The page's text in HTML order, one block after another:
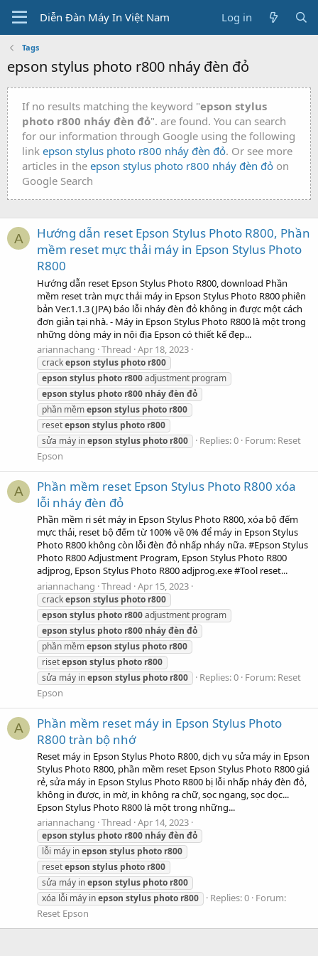
Diễn Đàn Máy In Việt Nam Log in
Tags
epson stylus photo r800 nháy đèn đỏ
If no results matching the keyword "epson stylus
photo r800 nháy đèn đỏ". are found. You can search
for our information through Google using the following
link epson stylus photo r800 nháy đèn đỏ. Or see more
articles in the epson stylus photo r800 nháy đèn đỏ on
Google Search
A
Hướng dẫn reset Epson Stylus Photo R800, Phần
mềm reset mực thải máy in Epson Stylus Photo
R800
Hướng dẫn reset Epson Stylus Photo R800, download Phần
mềm reset tràn mực thải máy in Epson Stylus Photo R800 phiên
bản Ver.1.1.3 (JPA) báo lỗi nháy đèn đỏ không in được một cách
đơn giản tại nhà. - Máy in Epson Stylus Photo R800 là một trong
những dòng máy in nội địa Epson có thiết kế đẹp...
ariannachang Thread Apr 18, 2023
crackepson stylus photo r800
epson stylus photo r800adjustment program
epson stylus photo r800 nháyđèn đỏ
phần mềmepson stylus photo r800
resetepson stylus photo r800
sửa máy inepson stylus photo r800 Replies: 0 Forum: Reset
Epson
A
Phần mềm reset Epson Stylus Photo R800 xóa
lỗi nháy đèn đỏ
Phần mềm ri sét máy in Epson Stylus Photo R800, xóa bộ đếm
mực thải, reset bộ đếm từ 100% về 0% để máy in Epson Stylus
Photo R800 không còn lỗi đèn đỏ nhấp nháy nữa. #Epson Stylus
Photo R800 Adjustment Program, Epson Stylus Photo R800
adjprog, Epson Stylus Photo R800 adjprog.exe #Tool reset...
ariannachang Thread Apr 15, 2023
crackepson stylus photo r800
epson stylus photo r800adjustment program
epson stylus photo r800 nháyđèn đỏ
phần mềmepson stylus photo r800
risetepson stylus photo r800
sửa máy inepson stylus photo r800 Replies: 0 Forum: Reset
Epson
A
Phần mềm reset máy in Epson Stylus Photo
R800 tràn bộ nhớ
Reset máy in Epson Stylus Photo R800, dịch vụ sửa máy in Epson
Stylus Photo R800, phần mềm reset Epson Stylus Photo R800 giá
rẻ, sửa máy in Epson Stylus Photo R800 bị lỗi nhấp nháy đèn đỏ,
không in được, in mờ, in không ra chữ, sọc ngang, sọc dọc...
Epson Stylus Photo R800 là một trong những...
ariannachang Thread Apr 14, 2023
epson stylus photo r800 nháyđèn đỏ
lỗi máy inepson stylus photo r800
resetepson stylus photo r800
sửa máy inepson stylus photo r800
xóa lỗi máy inepson stylus photo r800 Replies: 0 Forum:
Reset Epson